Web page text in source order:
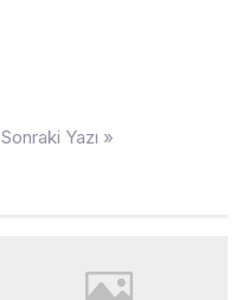
Sonraki Yazı »